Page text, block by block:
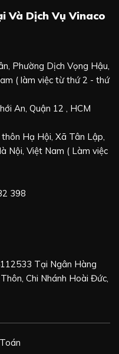
Và Dịch Vụ Vinaco
Phường Dịch Vọng Hậu,
( làm việc từ thứ 2 - thứ
An, Quận 12 , HCM
Hạ Hội, Xã Tân Lập,
Nội, Việt Nam ( Làm việc
398
Tại Ngân Hàng
Chi Nhánh Hoài Đức,